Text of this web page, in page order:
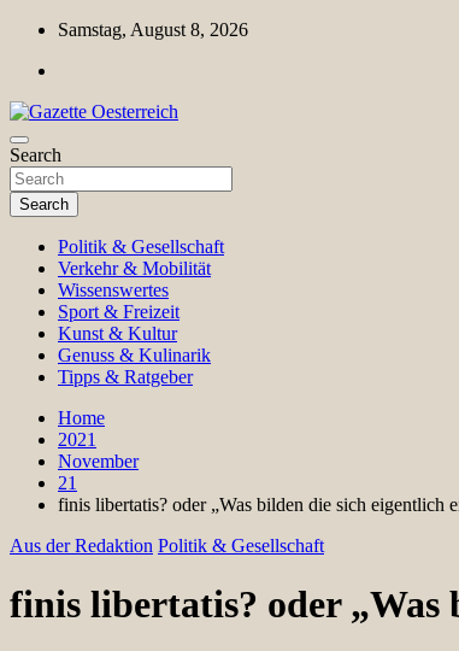
Skip
content
Samstag, August 8, 2026
Gazette Oesterreich
Magazin für Freizeit, Politik, Kultur & Wissenschaft
Search
Search
Politik & Gesellschaft
Verkehr & Mobilität
Wissenswertes
Sport & Freizeit
Kunst & Kultur
Genuss & Kulinarik
Tipps & Ratgeber
Home
2021
November
21
finis libertatis? oder „Was bilden die sich eigentlich
Aus der Redaktion Politik & Gesellschaft
finis libertatis? oder „Was